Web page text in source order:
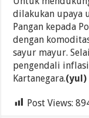
dilakukan upaya
Pangan kepada
dengan
sayur mayur.
pengendali
Kartanegara.(yul)
Post Views: